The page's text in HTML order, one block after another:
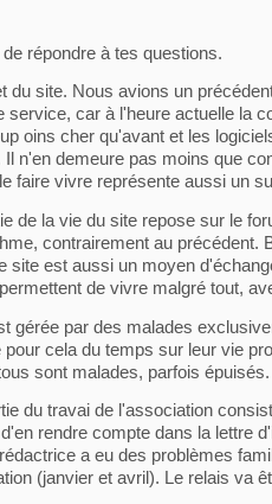
répondre à tes questions.
du site. Nous avions un
service, car à l'heure actuelle la
oins cher qu'avant et les
n'en demeure pas moins que
faire vivre représente aussi un
de la vie du site repose sur le
contrairement au précédent.
site est aussi un moyen
de vivre malgré tout,
gérée par des malades
pour cela du temps sur leur vie
sont malades, parfois épuisés.
du travai de l'association
rendre compte dans la lettre
a eu des problèmes
(janvier et avril). Le relais va